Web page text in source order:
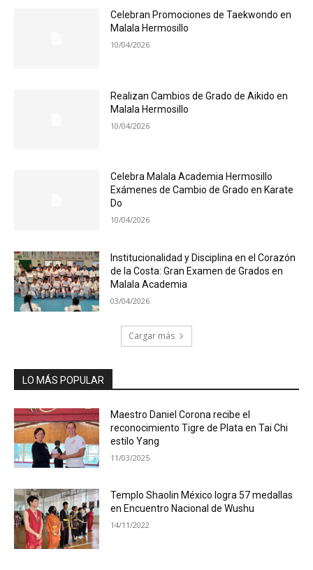
Celebran Promociones de Taekwondo en
Malala Hermosillo
10/04/2026
Realizan Cambios de Grado de Aikido en
Malala Hermosillo
10/04/2026
Celebra Malala Academia Hermosillo
Exámenes de Cambio de Grado en Karate
Do
10/04/2026
Institucionalidad y Disciplina en el Corazón
de la Costa: Gran Examen de Grados en
Malala Academia
03/04/2026
Cargar más
LO MÁS POPULAR
Maestro Daniel Corona recibe el
reconocimiento Tigre de Plata en Tai Chi
estilo Yang
11/03/2025
Templo Shaolin México logra 57 medallas
en Encuentro Nacional de Wushu
14/11/2022